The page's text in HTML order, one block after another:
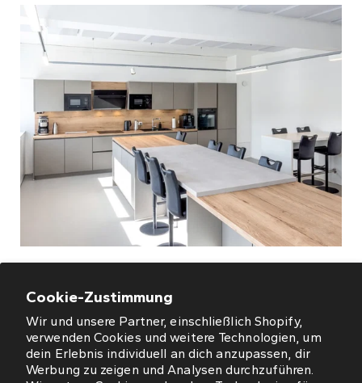
Cookie-Zustimmung
Wir und unsere Partner, einschließlich Shopify,
verwenden Cookies und weitere Technologien, um
dein Erlebnis individuell an dich anzupassen, dir
Werbung zu zeigen und Analysen durchzuführen.
ÖFFNUNGSZEITEN